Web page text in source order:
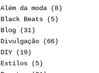
Além da moda
(8)
Black Beats
(5)
Blog
(31)
Divulgação
(66)
DIY
(19)
Estilos
(5)